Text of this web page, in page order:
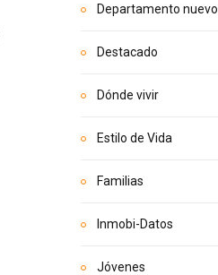
Departamento nuevo
Destacado
Dónde vivir
Estilo de Vida
Familias
Inmobi-Datos
Jóvenes